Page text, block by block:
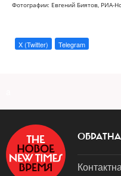
Фотографии: Евгений Биятов, РИА-
X (Twitter) Telegram